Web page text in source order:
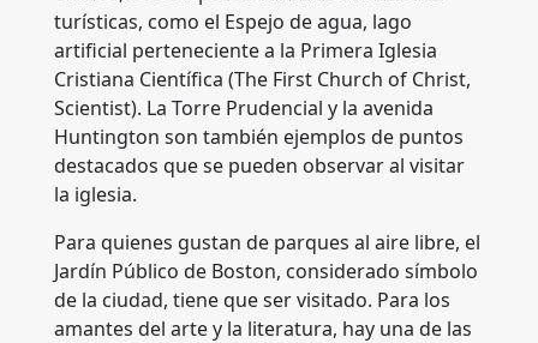
turísticas, como el Espejo de agua, lago
artificial perteneciente a la Primera Iglesia
Cristiana Científica (The First Church of Christ,
Scientist). La Torre Prudencial y la avenida
Huntington son también ejemplos de puntos
destacados que se pueden observar al visitar
la iglesia.
Para quienes gustan de parques al aire libre, el
Jardín Público de Boston, considerado símbolo
de la ciudad, tiene que ser visitado. Para los
amantes del arte y la literatura, hay una de las